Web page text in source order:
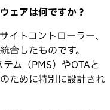
ェアは何ですか？
イトコントローラー、
合したものです。
ム（PMS）やOTAと
ために特別に設計され